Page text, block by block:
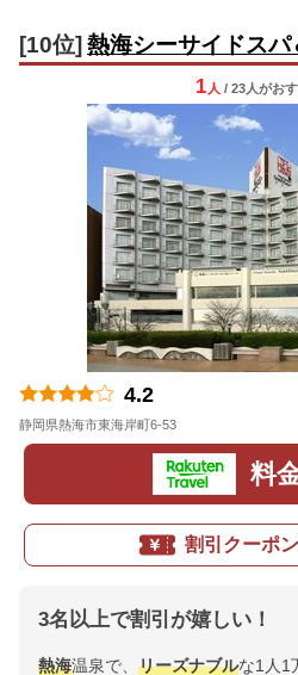
[10位] 熱海シーサイドスパ
1 人 / 23人がお
4.2
静岡県熱海市東海岸町6-53
料
割引クーポ
3名以上で割引が嬉しい！
熱海温泉で、 リーズナブルな1人1